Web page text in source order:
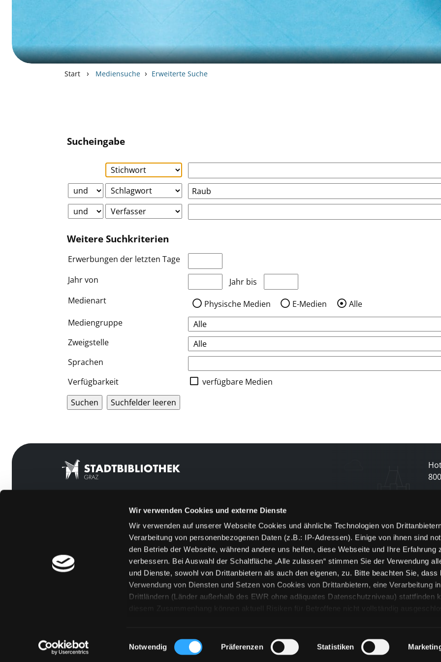
Wir verwenden Cookies und externe Dienste
Wir verwenden auf unserer Webseite Cookies und ähnliche Technologien von
Verarbeitung von personenbezogenen Daten (z.B.: IP-Adressen). Einige von ihnen sind
den Betrieb der Webseite, während andere uns helfen, diese Webseite und Ihre Erfahrung
verbessern. Bei Auswahl der Schaltfläche „Alle zulassen“ stimmen Sie der Verwendung
und Dienste, sowohl von Drittanbietern als auch den eigenen, zu. Bitte beachten Sie, dass
Verwendung von Diensten und Setzen von Cookies von Drittanbietern, eine Verarbeitung
Drittländern (Länder außerhalb des EWR ohne adäquates Datenschutzniveau) stattfinden
diesem Zusammenhang können aktuell Risiken für Betroffene nicht vollständig
„Details zeigen“ finden Sie Erklärungen zu den verschiedenen Kategorien von Cookies und
Technologien. Selbstverständlich können Sie über unsere „Cookie-Einstellungen“ unter
Einwilligungsauswahl
Notwendig Präferenzen Statistiken
Start › Mediensuche › Erweiterte Suche
Sucheingabe
Weitere Suchkriterien
Erwerbungen der letzten Tage
Jahr von
Medien anzeigen, die nach dem Jahr veröffentlicht wurden
Jahr bis
Medienart
Physische Medien E-Medien
Alle
Mediengruppe
Zweigstelle
Sprachen
Verfügbarkeit
verfügbare Medien
800
[kju:b]
Feedback
Kontakt
Über uns
Jobs
Medienwunsch
FAQs